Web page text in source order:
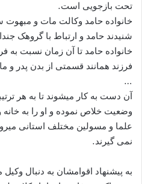
تحت بازجویی است.
خانواده حامد وکالت مات و
شنیدند حامد و ارتباط با گروهک
خانواده حامد تا آن زمان نسبت به
فرزند همانند قسمتی از بدن پدر و
…
آن دست به کار میشوند تا به هر
وضعیت خلاص نموده و او را به خانه و
علما و مسولین مختلف استانی
نمی گیرند.
به پیشنهاد اقوامشان به دنبال وکیل